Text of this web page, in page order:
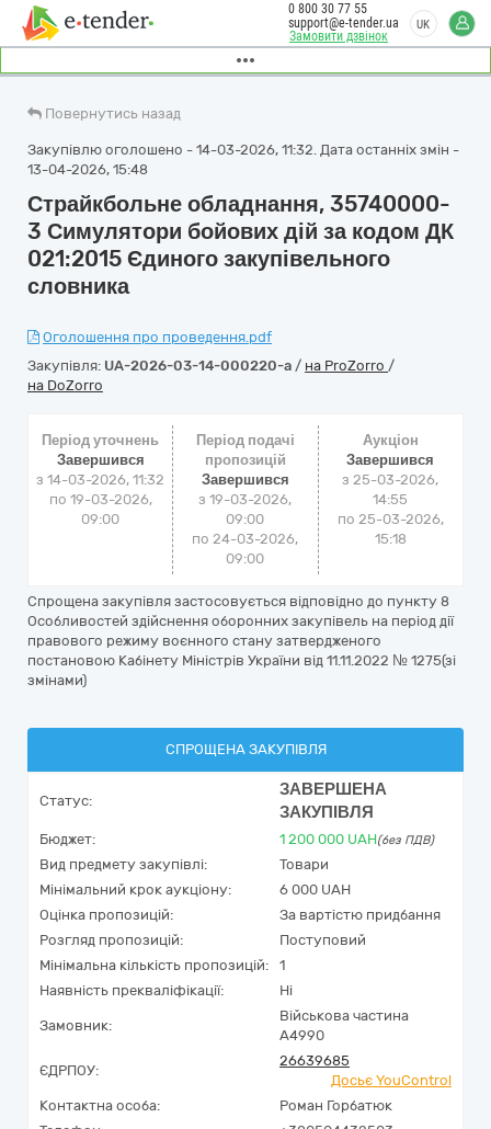
Замовити дзвінок
0 800 30 77 55
support@e-tender.ua
UK
Повернутись назад
Закупівлю оголошено - 14-03-2026, 11:32. Дата останніх змін -
13-04-2026, 15:48
Страйкбольне обладнання, 35740000-
3 Симулятори бойових дій за кодом ДК
021:2015 Єдиного закупівельного
словника
Оголошення про проведення.pdf
Закупівля: UA-2026-03-14-000220-a / на ProZorro /
на DoZorro
Період уточнень
Завершився
з 14-03-2026, 11:32
по 19-03-2026,
09:00
Період подачі
пропозицій
Завершився
з 19-03-2026,
09:00
по 24-03-2026,
09:00
Аукціон
Завершився
з25-03-2026,
14:55
по 25-03-2026,
15:18
Спрощена закупівля застосовується відповідно до пункту 8
Особливостей здійснення оборонних закупівель на період дії
правового режиму воєнного стану затвердженого
постановою Кабінету Міністрів України від 11.11.2022 № 1275(зі
змінами)
СПРОЩЕНА ЗАКУПІВЛЯ
Статус:
ЗАВЕРШЕНА
ЗАКУПІВЛЯ
Бюджет: 1 200 000 UAH(без ПДВ)
Вид предмету закупівлі:
Товари
Мінімальний крок аукціону:
6 000 UAH
Оцінка пропозицій:
За вартістю придбання
Розгляд пропозицій:
Поступовий
Мінімальна кількість пропозицій:
1
Наявність прекваліфікації:
Ні
Замовник:
Військова частина
А4990
ЄДРПОУ:
26639685
Досьє YouControl
Контактна особа:
Роман Горбатюк